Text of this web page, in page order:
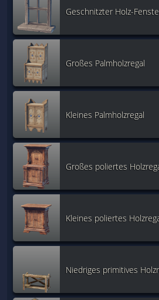
Geschnitzter Holz-
Großes Palmholzregal
Kleines Palmholzregal
Großes poliertes
Kleines poliertes
Niedriges primitives